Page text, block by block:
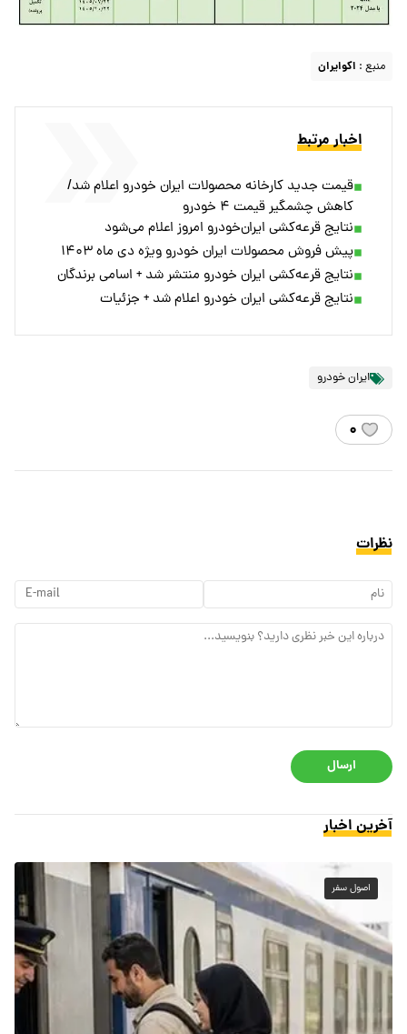
منبع : اکوایران
اخبار مرتبط
قیمت جدید کارخانه محصولات ایران خودرو اعلام شد/
کاهش چشمگیر قیمت ۴ خودرو
نتایج قرعه‌کشی ایران‌خودرو امروز اعلام می‌شود
پیش فروش محصولات ایران خودرو ویژه دی ماه ۱۴۰۳
نتایج قرعه‌کشی ایران خودرو منتشر شد + اسامی برندگان
نتایج قرعه‌کشی ایران‌ خودرو اعلام شد + جزئیات
ایران خودرو
۰
نظرات
ارسال
آخرین اخبار
اصول سفر